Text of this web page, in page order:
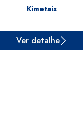
Kimetais